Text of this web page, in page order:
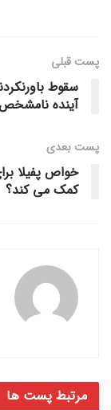
پست قبلی
سقوط
آینده
پست‌ بعدی
خواص پفیلا
کمک می کند؟
مرتبط پست ها